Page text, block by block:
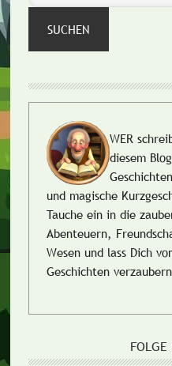
SUCHEN
WER
diesem
und magische
Tauche ein in die
Abenteuern,
Wesen und lass Dich
Geschichten
FOLGE